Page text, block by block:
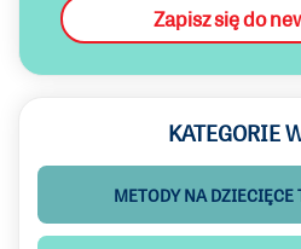
Zapisz się do
KATEGORIE
METODY NA DZIECIĘCE